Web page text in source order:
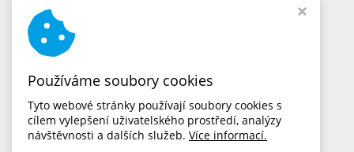
Používáme soubory cookies
Tyto webové stránky používají soubory cookies s
cílem vylepšení uživatelského prostředí, analýzy
návštěvnosti a dalších služeb. Více informací.